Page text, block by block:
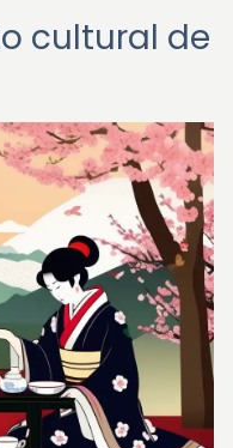
cultural de